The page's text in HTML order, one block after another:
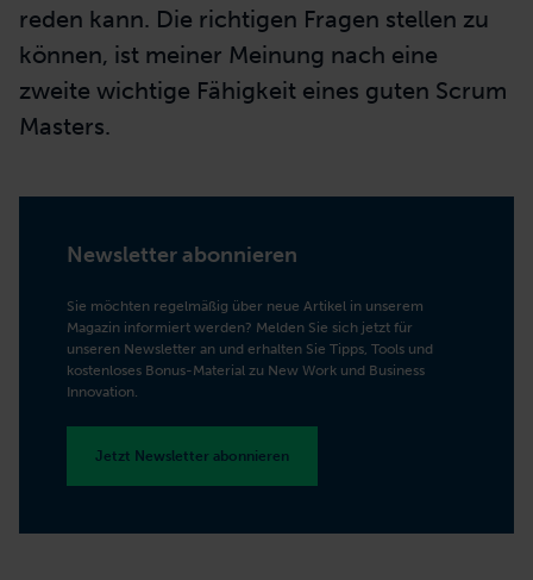
reden kann. Die richtigen Fragen stellen zu
können, ist meiner Meinung nach eine
zweite wichtige Fähigkeit eines guten Scrum
Masters.
Newsletter abonnieren
Sie möchten regelmäßig über neue Artikel in unserem
Magazin informiert werden? Melden Sie sich jetzt für
unseren Newsletter an und erhalten Sie Tipps, Tools und
kostenloses Bonus-Material zu New Work und Business
Innovation.
Jetzt Newsletter abonnieren